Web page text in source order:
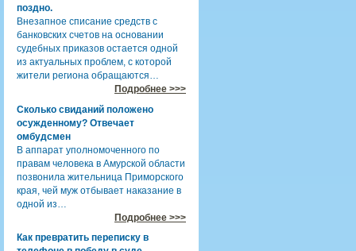
поздно.
Внезапное списание средств с
банковских счетов на основании
судебных приказов остается одной
из актуальных проблем, с которой
жители региона обращаются…
Подробнее >>>
Сколько свиданий положено
осужденному? Отвечает
омбудсмен
В аппарат уполномоченного по
правам человека в Амурской области
позвонила жительница Приморского
края, чей муж отбывает наказание в
одной из…
Подробнее >>>
Как превратить переписку в